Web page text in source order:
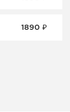
1890 ₽